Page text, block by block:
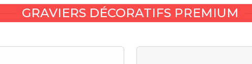
GRAVIERS DÉCORATIFS PREMIUM